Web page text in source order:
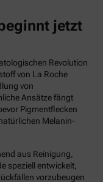
jetzt
Revolution
von La Roche
von
Ansätze fängt
Pigmentflecken
Melanin-
aus Reinigung,
speziell entwickelt,
vorzubeugen